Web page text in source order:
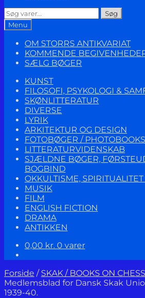
Søg
efter:
Søg
Menu
OM STORRS ANTIKVARIAT
KOMMENDE
SÆLG BØGER
KUNST
FILOSOFI, PSYKOLOGI &
SKØNLITTERATUR
DIVERSE
LYRIK
ARKITEKTUR OG DESIGN
FOTOBØGER / PHOTOBOOKS
LITTERATURVIDENSKAB
SJÆLDNE BØGER,
BOGBIND
OKKULTISME,
MUSIK
FILM
ENGLISH FICTION
DRAMA
ANTIKKEN
0,00 kr. 0 varer
Forside / SKAK / BOOKS ON CHESS
Medlemsblad for Dansk Skak
1939-40.